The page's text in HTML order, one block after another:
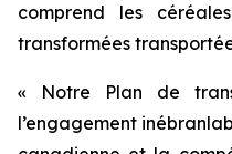
comprend les
transformées
« Notre Plan de
l’engagement